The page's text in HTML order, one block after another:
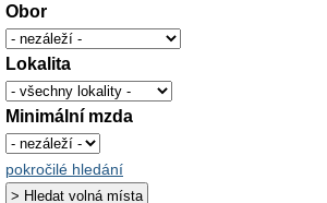
Obor
Lokalita
Minimální mzda
pokročilé hledání